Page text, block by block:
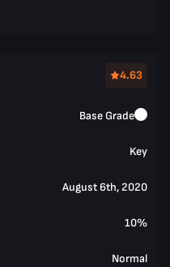
4.63
Base Grade
Key
August 6th, 2020
10%
Normal